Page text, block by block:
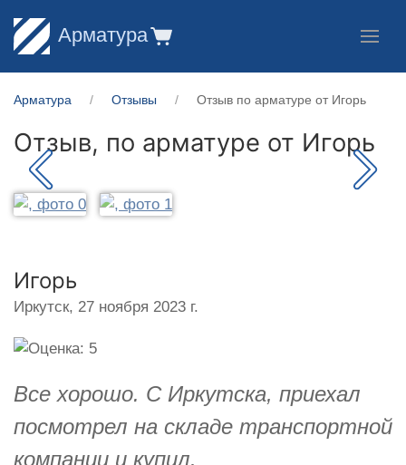
Арматура
Арматура Отзывы Отзыв по арматуре от Игорь
Отзыв, по арматуре от Игорь
Игорь
Иркутск, 27 ноября 2023 г.
Все хорошо. С Иркутска, приехал
посмотрел на складе транспортной
компании и купил.